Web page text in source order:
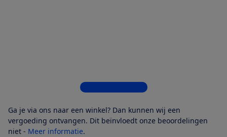
Bekijk alle 6 winkels
Ga je via ons naar een winkel? Dan kunnen wij een
vergoeding ontvangen. Dit beïnvloedt onze beoordelingen
niet - Meer informatie.